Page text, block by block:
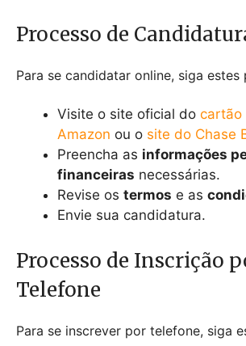
Processo de
Para se candidatar online, siga estes
Visite o site oficial do cartão
Amazon ou o site do Chase
Preencha as informações
financeiras necessárias.
Revise os termos e as
Envie sua candidatura.
Processo de Inscrição
Telefone
Para se inscrever por telefone, siga